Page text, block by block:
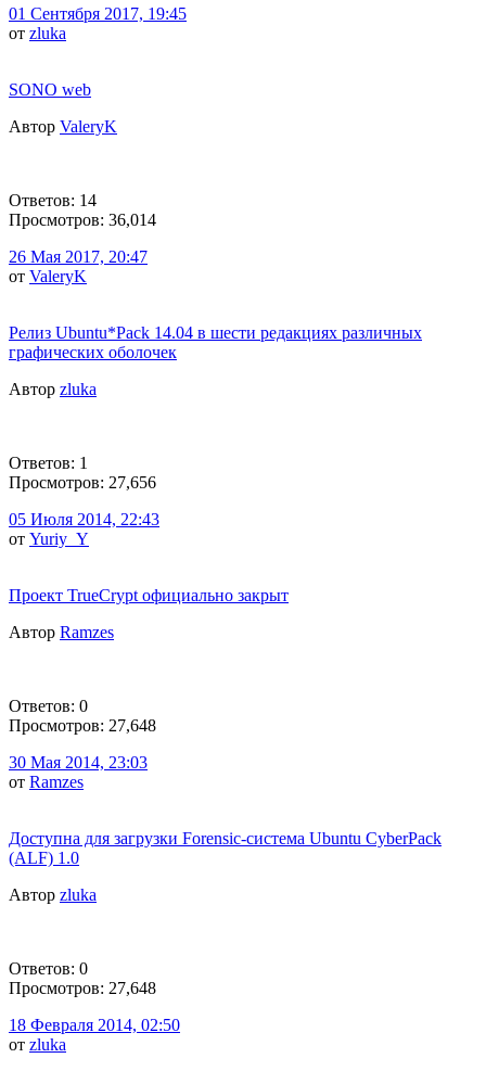
01 Сентября 2017, 19:45
от zluka
SONO web
Автор ValeryK
Ответов: 14
Просмотров: 36,014
26 Мая 2017, 20:47
от ValeryK
Релиз Ubuntu*Pack 14.04 в шести редакциях различных
графических оболочек
Автор zluka
Ответов: 1
Просмотров: 27,656
05 Июля 2014, 22:43
от Yuriy_Y
Проект TrueCrypt официально закрыт
Автор Ramzes
Ответов: 0
Просмотров: 27,648
30 Мая 2014, 23:03
от Ramzes
Доступна для загрузки Forensic-система Ubuntu CyberPack
(ALF) 1.0
Автор zluka
Ответов: 0
Просмотров: 27,648
18 Февраля 2014, 02:50
от zluka